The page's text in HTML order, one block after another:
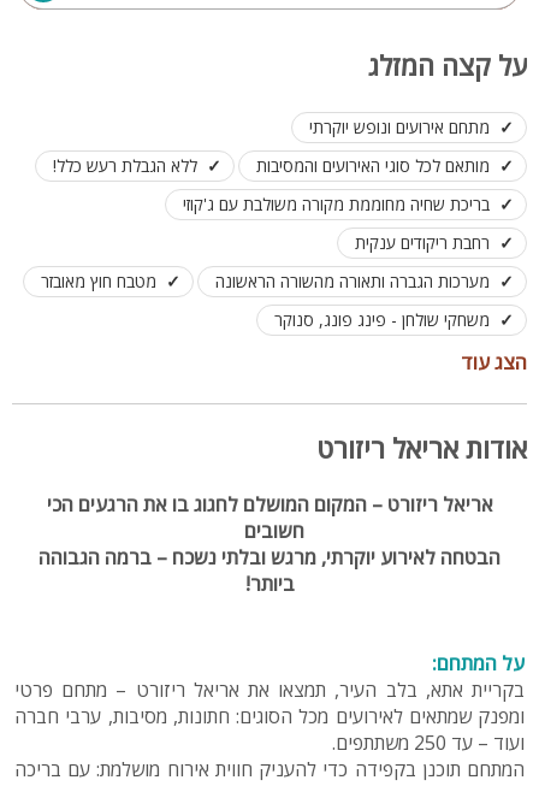
על קצה המזלג
מתחם אירועים ונופש יוקרתי
מותאם לכל סוגי האירועים והמסיבות
ללא הגבלת רעש כלל!
בריכת שחיה מחוממת מקורה משולבת עם ג'קוזי
רחבת ריקודים ענקית
מערכות הגברה ותאורה מהשורה הראשונה
מטבח חוץ מאובזר
משחקי שולחן - פינג פונג, סנוקר
חבילות אירוח בהתאמה אישיתהצג עוד
אודות אריאל ריזורט
אריאל ריזורט – המקום המושלם לחגוג בו את הרגעים הכי
חשובים
הבטחה לאירוע יוקרתי, מרגש ובלתי נשכח – ברמה הגבוהה
ביותר!
על המתחם:
בקריית אתא, בלב העיר, תמצאו את אריאל ריזורט – מתחם פרטי
ומפנק שמתאים לאירועים מכל הסוגים: חתונות, מסיבות, ערבי חברה
ועוד – עד 250 משתתפים.
המתחם תוכנן בקפידה כדי להעניק חווית אירוח מושלמת: עם בריכה